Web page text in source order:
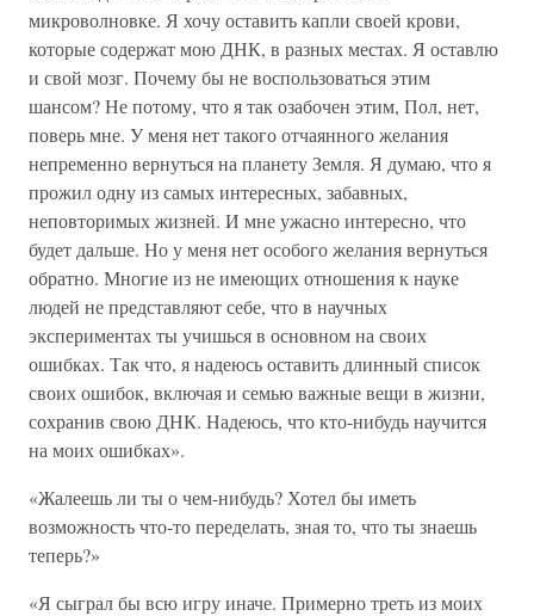
микроволновке. Я хочу оставить капли своей крови,
которые содержат мою ДНК, в разных местах. Я оставлю
и свой мозг. Почему бы не воспользоваться этим
шансом? Не потому, что я так озабочен этим, Пол, нет,
поверь мне. У меня нет такого отчаянного желания
непременно вернуться на планету Земля. Я думаю, что я
прожил одну из самых интересных, забавных,
неповторимых жизней. И мне ужасно интересно, что
будет дальше. Но у меня нет особого желания вернуться
обратно. Многие из не имеющих отношения к науке
людей не представляют себе, что в научных
экспериментах ты учишься в основном на своих
ошибках. Так что, я надеюсь оставить длинный список
своих ошибок, включая и семью важные вещи в жизни,
сохранив свою ДНК. Надеюсь, что кто-нибудь научится
на моих ошибках».
«Жалеешь ли ты о чем-нибудь? Хотел бы иметь
возможность что-то переделать, зная то, что ты знаешь
теперь?»
«Я сыграл бы всю игру иначе. Примерно треть из моих